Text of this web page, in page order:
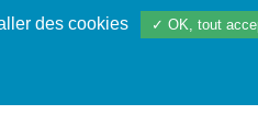
à 2020 TÉC 1997/2023
des cookies ✓ OK, tout